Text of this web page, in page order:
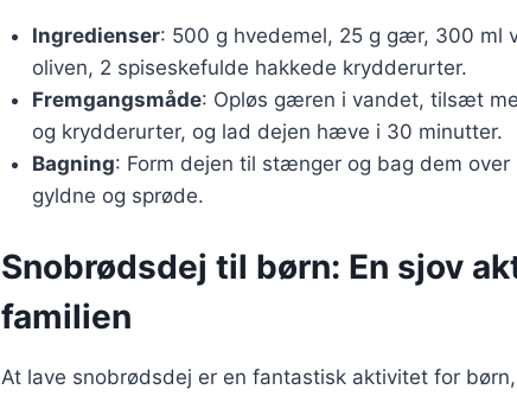
Ingredienser: 500 g hvedemel, 25 g gær, 300 ml
oliven, 2 spiseskefulde hakkede krydderurter.
Fremgangsmåde: Opløs gæren i vandet, tilsæt
og krydderurter, og lad dejen hæve i 30 minutter.
Bagning: Form dejen til stænger og bag dem
gyldne og sprøde.
Snobrødsdej til børn: En sjov
familien
At lave snobrødsdej er en fantastisk aktivitet for